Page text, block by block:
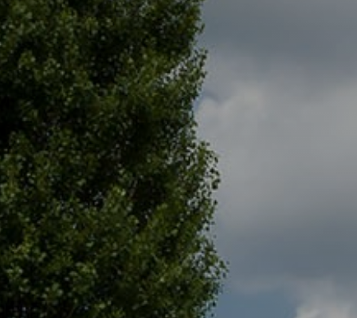
İletişim Hattı
0 332 342 6525
MASIF PANELLER PLYWOOD